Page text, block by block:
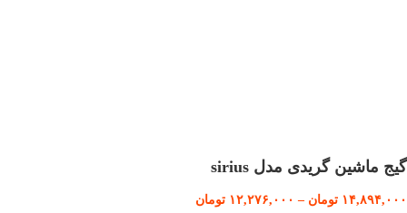
گیج ماشین گریدی مدل sirius
۱۴,۸۹۴,۰۰۰ تومان – ۱۲,۲۷۶,۰۰۰ تومان